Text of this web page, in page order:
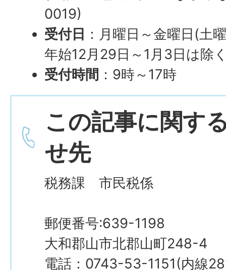
0019)
受付日 ：月曜日～金曜日(土
年始12月29日～1月3日は除
受付時間 ：9時～17時
この記事に関す
せ先
税務課 市民税係
郵便番号:639-1198
大和郡山市北郡山町248-4
電話：0743-53-1151(内線